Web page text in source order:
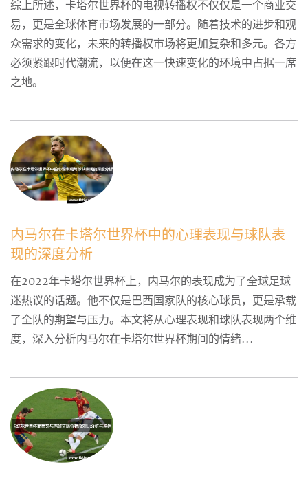
综上所述，卡塔尔世界杯的电视转播权不仅仅是一个商业交
易，更是全球体育市场发展的一部分。随着技术的进步和观
众需求的变化，未来的转播权市场将更加复杂和多元。各方
必须紧跟时代潮流，以便在这一快速变化的环境中占据一席
之地。
内马尔在卡塔尔世界杯中的心理表现与球队表
现的深度分析
在2022年卡塔尔世界杯上，内马尔的表现成为了全球足球
迷热议的话题。他不仅是巴西国家队的核心球员，更是承载
了全队的期望与压力。本文将从心理表现和球队表现两个维
度，深入分析内马尔在卡塔尔世界杯期间的情绪...